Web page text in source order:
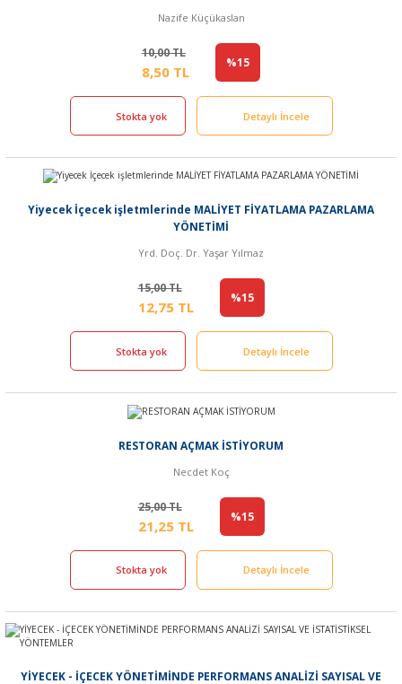
Nazife Küçükaslan
10,00 TL
8,50 TL
%15
Stokta yok Detaylı İncele
Yiyecek İçecek işletmlerinde MALİYET FİYATLAMA PAZARLAMA
YÖNETİMİ
Yrd. Doç. Dr. Yaşar Yılmaz
15,00 TL
12,75 TL
%15
Stokta yok Detaylı İncele
RESTORAN AÇMAK İSTİYORUM
Necdet Koç
25,00 TL
21,25 TL
%15
Stokta yok Detaylı İncele
YİYECEK - İÇECEK YÖNETİMİNDE PERFORMANS ANALİZİ SAYISAL VE